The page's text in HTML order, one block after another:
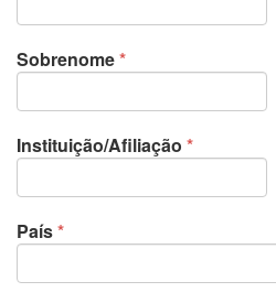
Sobrenome*Obrigatório
Instituição/Afiliação *Obrigatório
País*Obrigatório